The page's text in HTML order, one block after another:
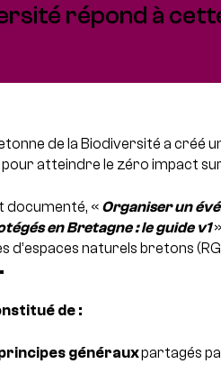
répond à
de la Biodiversité a créé
atteindre le zéro impact
« Organiser un
en Bretagne : le guide v1
d’espaces naturels bretons
de :
générauxpartagés